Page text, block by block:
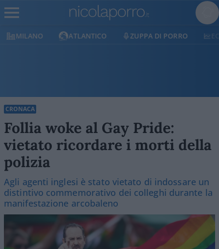
MILANO ATLANTICO ZUPPA DI PORRO
CRONACA
Follia woke al Gay Pride:
vietato ricordare i morti della
polizia
Agli agenti inglesi è stato vietato di indossare un
distintivo commemorativo dei colleghi durante la
manifestazione arcobaleno